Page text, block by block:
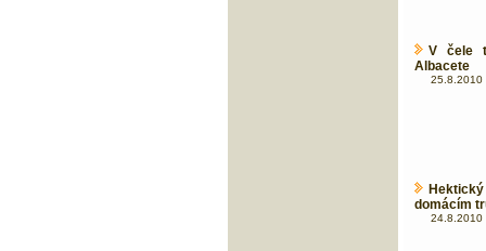
V čele
Albacete
25.8.2010
domácím
24.8.2010